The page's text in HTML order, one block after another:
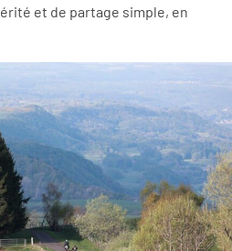
et de partage simple, en